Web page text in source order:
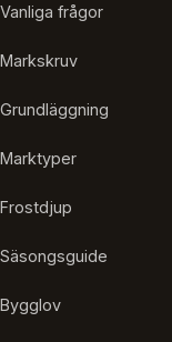
Vanliga frågor
Markskruv
Grundläggning
Marktyper
Frostdjup
Säsongsguide
Bygglov